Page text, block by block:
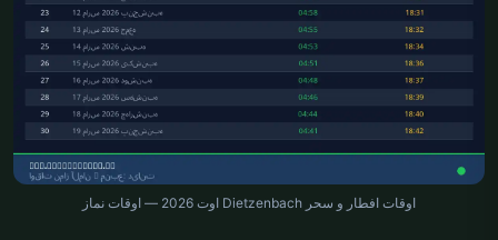
اوقات افطار و سحر Dietzenbach اوت 2026 — اوقات نماز